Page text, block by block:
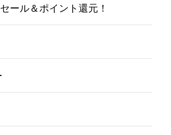
ール＆ポイント還元！